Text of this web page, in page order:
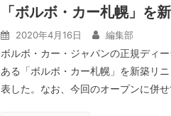
「ボルボ・カー札幌」を
2020年4月16日 編集部
ボルボ・カー・ジャパンの正規ディ
ある「ボルボ・カー札幌」を新築リ
表した。なお、今回のオープンに併